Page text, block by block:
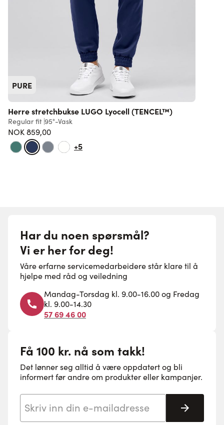
PURE
Herre stretchbukse LUGO Lyocell (TENCEL™)
Regular fit 95°-Vask
NOK 859,00
+5
Har du noen spørsmål?
Vi er her for deg!
Våre erfarne servicemedarbeidere står klare til å
hjelpe med råd og veiledning
Mandag-Torsdag kl. 9.00-16.00 og Fredag
kl. 9.00-14.30
57 69 46 00
Få 100 kr. nå som takk!
Det lønner seg alltid å være oppdatert og bli
informert før andre om produkter eller kampanjer.